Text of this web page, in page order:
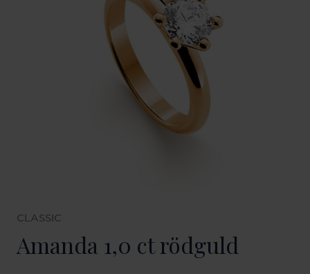
CLASSIC
Amanda 1,0 ct rödguld